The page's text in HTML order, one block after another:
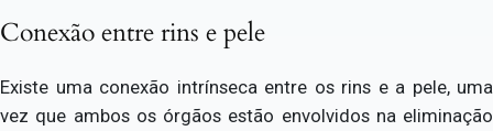
Conexão entre rins e pele
Existe uma conexão intrínseca entre os rins e a pele, uma
vez que ambos os órgãos estão envolvidos na eliminação